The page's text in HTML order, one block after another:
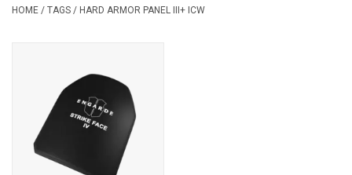
Schoenen
Speelgoed
HOME / TAGS / HARD ARMOR PANEL III+ ICW